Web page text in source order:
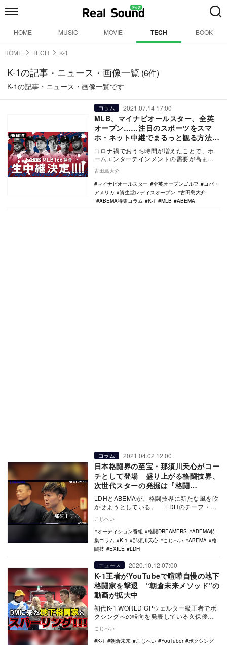
HOME MUSIC MOVIE TECH BOOK
HOME TECH K-1
K-1の記事・ニュース・画像一覧 (6件)
K-1の記事・ニュース・画像一覧です
コラム 2021.07.14 17:00
MLB、マイナビオールスター、全英
オープン……注目のスポーツをスマ
ホ・ネット中継でまるっと観る方法と
は？
コロナ禍でおうち時間が増えたことで、ホ
ームエンターテインメントの需要が高まっ
らい時節柄…
古田島大介
マイナビオールスター
全英オープンゴルフ
コパ・
アメリカ
資生堂レディスオープン
古田島大介
ABEMA特集コラム
K-1 MLB ABEMA
コラム 2021.04.02 12:00
日本格闘界の至宝・那須川天心がコー
チとして登場 盛り上がる格闘技界、
次世代スターの発掘は『格闘
DREAMERS』で
LDHとABEMAが、格闘技界に新たな風を吹
かせようとしている。 LDHのチーフ・ク
の…
こじへい
オーディション番組
格闘DREAMERS
ABEMA特
集コラム
K-1 那須川天心 こじへい ABEMA
格
闘技
EXILE LDH
ニュース 2020.10.12 07:00
K-1王者がYouTubeで喧嘩自慢の地下
格闘家を撃退 “朝倉未来メソッド”の
動画が拡大中
初代K-1 WORLD GPウェルター級王者でボ
クシングへの転向を発表している久保優太
こじへい
K-1
朝倉未来 こじへい YouTuber
ボクシング